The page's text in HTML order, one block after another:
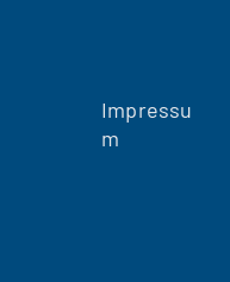
Impressu
m